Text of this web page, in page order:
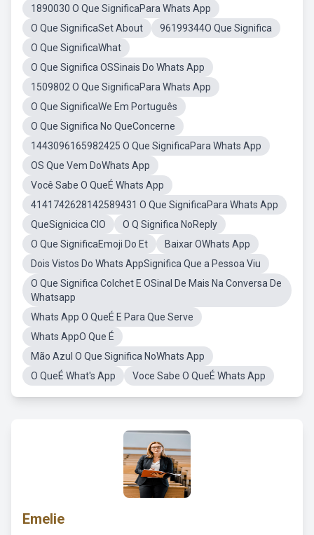
1890030 O Que SignificaPara Whats App
O Que SignificaSet About
96199344O Que Significa
O Que SignificaWhat
O Que Significa OSSinais Do Whats App
1509802 O Que SignificaPara Whats App
O Que SignificaWe Em Português
O Que Significa No QueConcerne
1443096165982425 O Que SignificaPara Whats App
OS Que Vem DoWhats App
Você Sabe O QueÉ Whats App
4141742628142589431 O Que SignificaPara Whats App
QueSignicica CIO
O Q Significa NoReply
O Que SignificaEmoji Do Et
Baixar OWhats App
Dois Vistos Do Whats AppSignifica Que a Pessoa Viu
O Que Significa Colchet E OSinal De Mais Na Conversa De
Whatsapp
Whats App O QueÉ E Para Que Serve
Whats AppO Que É
Mão Azul O Que Significa NoWhats App
O QueÉ What's App
Voce Sabe O QueÉ Whats App
Emelie